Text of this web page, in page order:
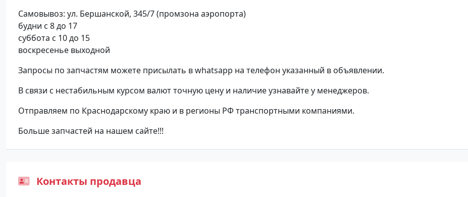
Самовывоз: ул. Бершанской, 345/7 (промзона аэропорта)
будни с 8 до 17
суббота с 10 до 15
воскресенье выходной
Запросы по запчастям можете присылать в whatsapp на телефон указанный в объявлении.
В связи с нестабильным курсом валют точную цену и наличие узнавайте у менеджеров.
Отправляем по Краснодарскому краю и в регионы РФ транспортными компаниями.
Больше запчастей на нашем сайте!!!
Контакты продавца